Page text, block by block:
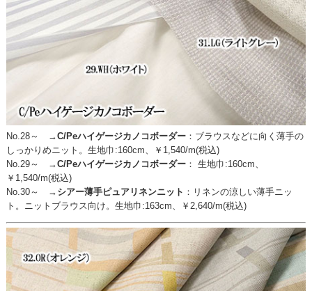
No.28～ →C/Peハイゲージカノコボーダー： ブラウスなどに向く薄手の
しっかりめニット。生地巾:160cm、￥1,540/m(税込)
No.29～ →C/Peハイゲージカノコボーダー： 生地巾:160cm、
￥1,540/m(税込)
No.30～ → シアー薄手ピュアリネンニット ： リネンの涼しい薄手ニッ
ト。ニットブラウス向け。生地巾:163cm、￥2,640/m(税込)